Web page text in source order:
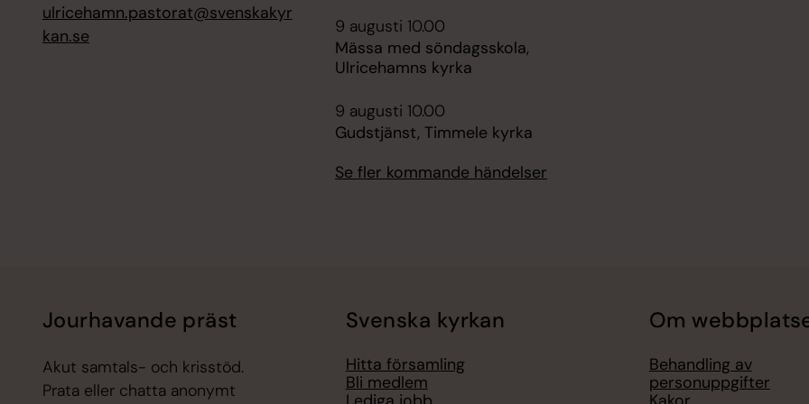
ulricehamn.pastorat@svenskakyr
kan.se
9 augusti 10.00
Mässa med söndagsskola,
Ulricehamns kyrka
9 augusti 10.00
Gudstjänst, Timmele kyrka
Se fler kommande händelser
Jourhavande präst
Akut samtals- och krisstöd.
Prata eller chatta anonymt
Svenska kyrkan
Hitta församling
Bli medlem
Om
Behandling av
personuppgifter